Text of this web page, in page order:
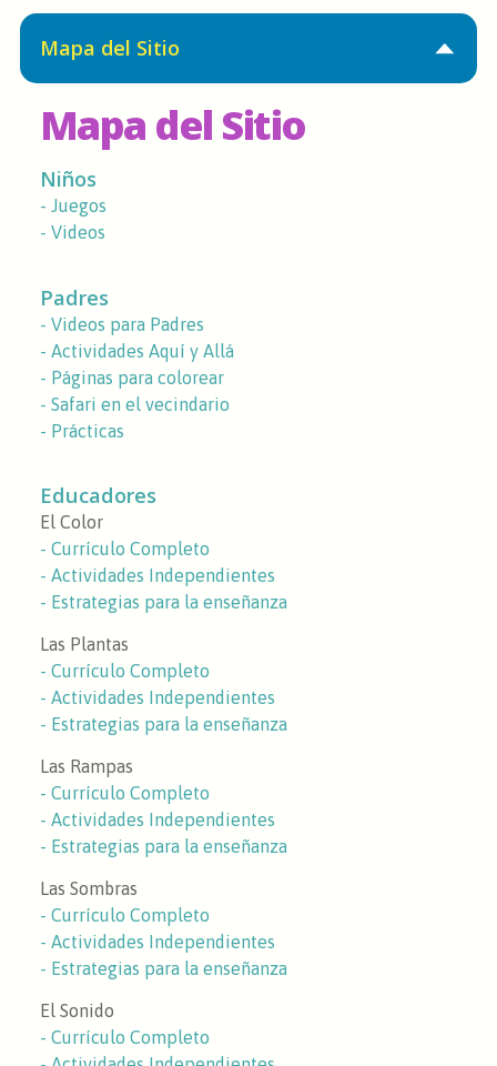
Mapa del Sitio
Mapa del Sitio
Niños
- Juegos
- Videos
Padres
- Videos para Padres
- Actividades Aquí y Allá
- Páginas para colorear
- Safari en el vecindario
- Prácticas
Educadores
El Color
- Currículo Completo
- Actividades Independientes
- Estrategias para la enseñanza
Las Plantas
- Currículo Completo
- Actividades Independientes
- Estrategias para la enseñanza
Las Rampas
- Currículo Completo
- Actividades Independientes
- Estrategias para la enseñanza
Las Sombras
- Currículo Completo
- Actividades Independientes
- Estrategias para la enseñanza
El Sonido
- Currículo Completo